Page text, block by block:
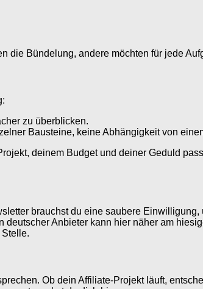
die Bündelung, andere möchten für jede
zu überblicken.
Bausteine, keine Abhängigkeit von
deinem Budget und deiner Geduld
brauchst du eine saubere
Anbieter kann hier näher am
Ob dein Affiliate-Projekt läuft,